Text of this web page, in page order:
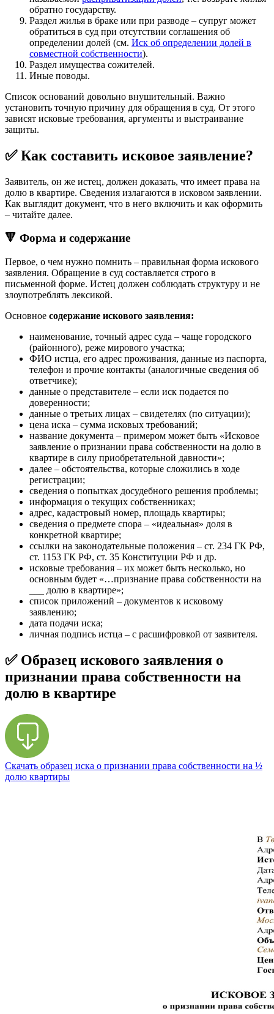
обратно государству.
Раздел жилья в браке или при разводе – супруг может
обратиться в суд при отсутствии соглашения об
определении долей (см. Иск об определении долей в
совместной собственности).
Раздел имущества сожителей.
Иные поводы.
Список оснований довольно внушительный. Важно
установить точную причину для обращения в суд. От этого
зависят исковые требования, аргументы и выстраивание
защиты.
✅ Как составить исковое заявление?
Заявитель, он же истец, должен доказать, что имеет права на
долю в квартире. Сведения излагаются в исковом заявлении.
Как выглядит документ, что в него включить и как оформить
– читайте далее.
🔻 Форма и содержание
Первое, о чем нужно помнить – правильная форма искового
заявления. Обращение в суд составляется строго в
письменной форме. Истец должен соблюдать структуру и не
злоупотреблять лексикой.
Основное содержание искового заявления:
наименование, точный адрес суда – чаще городского
(районного), реже мирового участка;
ФИО истца, его адрес проживания, данные из паспорта,
телефон и прочие контакты (аналогичные сведения об
ответчике);
данные о представителе – если иск подается по
доверенности;
данные о третьих лицах – свидетелях (по ситуации);
цена иска – сумма исковых требований;
название документа – примером может быть «Исковое
заявление о признании права собственности на долю в
квартире в силу приобретательной давности»;
далее – обстоятельства, которые сложились в ходе
регистрации;
сведения о попытках досудебного решения проблемы;
информация о текущих собственниках;
адрес, кадастровый номер, площадь квартиры;
сведения о предмете спора – «идеальная» доля в
конкретной квартире;
ссылки на законодательные положения – ст. 234 ГК РФ,
ст. 1153 ГК РФ, ст. 35 Конституции РФ и др.
исковые требования – их может быть несколько, но
основным будет «…признание права собственности на
___ долю в квартире»;
список приложений – документов к исковому
заявлению;
дата подачи иска;
личная подпись истца – с расшифровкой от заявителя.
✅ Образец искового заявления о
признании права собственности на
долю в квартире
Скачать образец иска о признании права собственности на ½
долю квартиры